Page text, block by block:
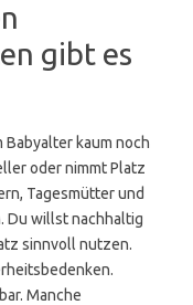
gibt es
Babyalter kaum noch
oder nimmt Platz
Tagesmütter und
Du willst nachhaltig
sinnvoll nutzen.
Manche